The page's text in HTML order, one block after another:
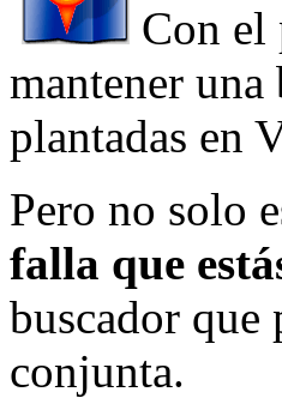
Con el
mantener una
plantadas en
Pero no solo
falla que
buscador
conjunta.